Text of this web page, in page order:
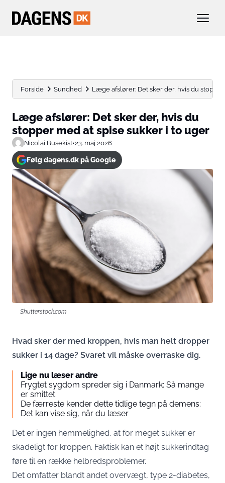
Forside Sundhed Læge afslører: Det sker der, hvis du stopper
Læge afslører: Det sker der, hvis du
stopper med at spise sukker i to uger
Nicolai Busekist•23. maj 2026
Følg dagens.dk på Google
Shutterstock.com
Hvad sker der med kroppen, hvis man helt dropper
sukker i 14 dage? Svaret vil måske overraske dig.
Lige nu læser andre
Frygtet sygdom spreder sig i Danmark: Så mange
er smittet
De færreste kender dette tidlige tegn på demens:
Det kan vise sig, når du læser
Det er ingen hemmelighed, at for meget sukker er
skadeligt for kroppen. Faktisk kan et højt sukkerindtag
føre til en række helbredsproblemer.
Det omfatter blandt andet overvægt, type 2-diabetes,